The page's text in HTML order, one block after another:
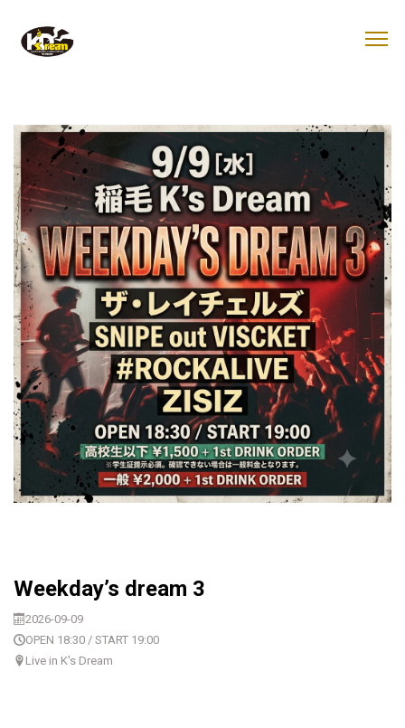
Weekday’s dream 3
2026-09-09
OPEN 18:30 / START 19:00
Live in K's Dream